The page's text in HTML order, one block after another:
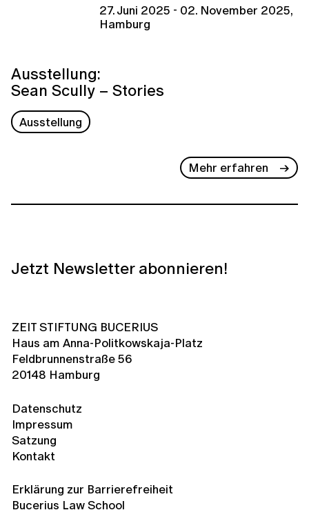
27. Juni 2025 - 02. November 2025,
Hamburg
Ausstellung:
Sean Scully – Stories
Ausstellung
Mehr erfahren
Jetzt Newsletter abonnieren!
ZEIT STIFTUNG BUCERIUS
Haus am Anna-Politkowskaja-Platz
Feldbrunnenstraße 56
20148 Hamburg
Datenschutz
Impressum
Satzung
Kontakt
Erklärung zur Barrierefreiheit
Bucerius Law School